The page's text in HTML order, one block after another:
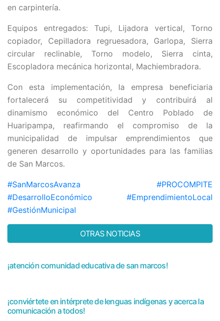
en carpintería.
Equipos entregados: Tupi, Lijadora vertical, Torno
copiador, Cepilladora regruesadora, Garlopa, Sierra
circular reclinable, Torno modelo, Sierra cinta,
Escopladora mecánica horizontal, Machiembradora.
Con esta implementación, la empresa beneficiaria
fortalecerá su competitividad y contribuirá al
dinamismo económico del Centro Poblado de
Huaripampa, reafirmando el compromiso de la
municipalidad de impulsar emprendimientos que
generen desarrollo y oportunidades para las familias
de San Marcos.
#SanMarcosAvanza
#PROCOMPITE
#DesarrolloEconómico
#EmprendimientoLocal
#GestiónMunicipal
OTRAS NOTICIAS
¡atención comunidad educativa de san marcos!
¡conviértete en intérprete de lenguas indígenas y acerca la
comunicación a todos!